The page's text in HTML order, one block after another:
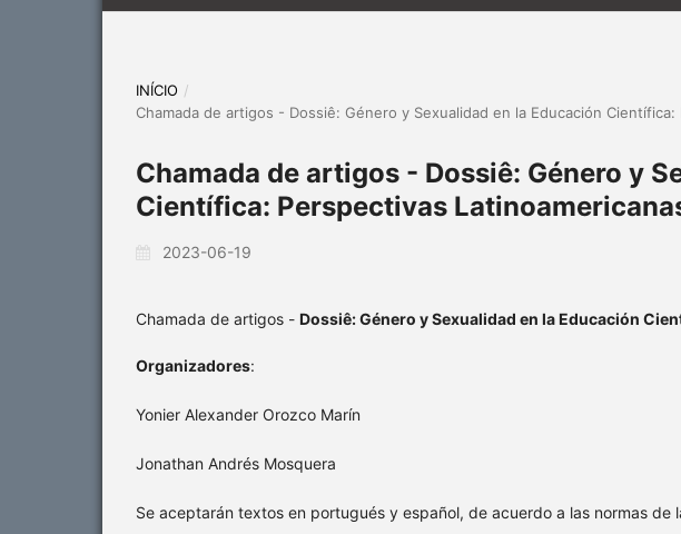
INÍCIO /
Chamada de artigos - Dossiê: Género y Sexualidad en la Educación
Chamada de artigos - Dossiê: Género y
Científica: Perspectivas
2023-06-19
Chamada de artigos - Dossiê: Género y Sexualidad en la Educación
Organizadores:
Yonier Alexander Orozco Marín
Jonathan Andrés Mosquera
Se aceptarán textos en portugués y español, de acuerdo a las normas de